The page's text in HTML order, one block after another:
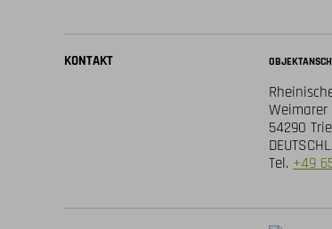
KONTAKT
Weimarer
54290
Tel. +49